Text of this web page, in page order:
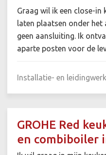
Graag wil ik een close-in
laten plaatsen onder het
geen aansluiting. Ik
aparte posten voor de
Installatie- en leidingwerk
GROHE Red
en combiboiler